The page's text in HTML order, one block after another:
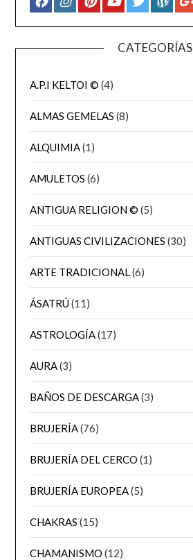
CATEGORÍAS
A.P.I KELTOI © (4)
ALMAS GEMELAS (8)
ALQUIMIA(1)
AMULETOS (6)
ANTIGUA RELIGION © (5)
ANTIGUAS CIVILIZACIONES (30)
ARTE TRADICIONAL(6)
ÁSATRÚ(11)
ASTROLOGÍA(17)
AURA(3)
BAÑOS DE DESCARGA(3)
BRUJERÍA(76)
BRUJERÍA DEL CERCO (1)
BRUJERÍA EUROPEA(5)
CHAKRAS (15)
CHAMANISMO (12)